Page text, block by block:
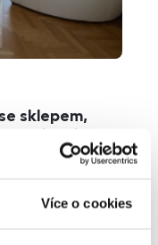
Více o cookies
sklepem,